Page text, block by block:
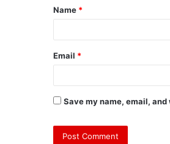
*
Name *
Email *
Save my name, email,